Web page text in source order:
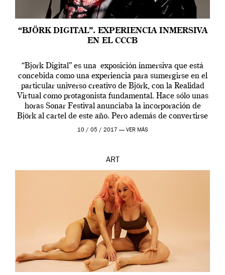
“BJÖRK DIGITAL”. EXPERIENCIA INMERSIVA
EN EL CCCB
“Bjork Digital” es una exposición inmersiva que está
concebida como una experiencia para sumergirse en el
particular universo creativo de Björk, con la Realidad
Virtual como protagonista fundamental. Hace sólo unas
horas Sonar Festival anunciaba la incorporación de
Björk al cartel de este año. Pero además de convertirse
en una de las actuaciones más relevantes […]
10 / 05 / 2017 — VER MÁS
ART